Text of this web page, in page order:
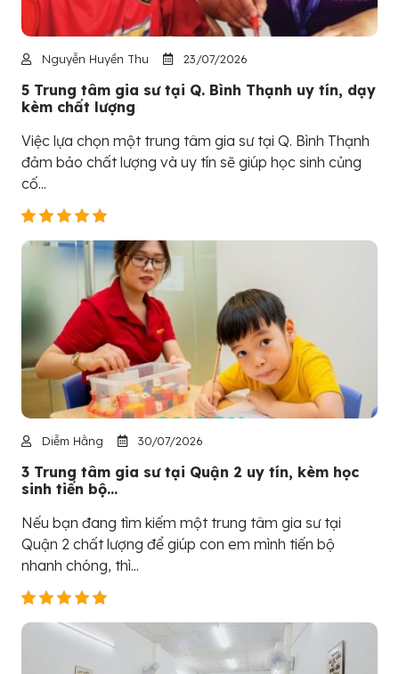
Nguyễn Huyền Thu 23/07/2026
5 Trung tâm gia sư tại Q. Bình Thạnh uy tín, dạy
kèm chất lượng
Việc lựa chọn một trung tâm gia sư tại Q. Bình Thạnh
đảm bảo chất lượng và uy tín sẽ giúp học sinh củng
cố...
Diễm Hằng 30/07/2026
3 Trung tâm gia sư tại Quận 2 uy tín, kèm học
sinh tiến bộ...
Nếu bạn đang tìm kiếm một trung tâm gia sư tại
Quận 2 chất lượng để giúp con em mình tiến bộ
nhanh chóng, thì...